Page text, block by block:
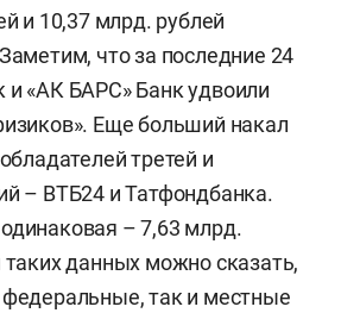
и 10,37 млрд. рублей
Заметим, что за последние 24
и «АК БАРС» Банк удвоили
Еще больший накал
третей и
– ВТБ24 и Татфондбанка.
–7,63 млрд.
данных можно сказать,
так и местные